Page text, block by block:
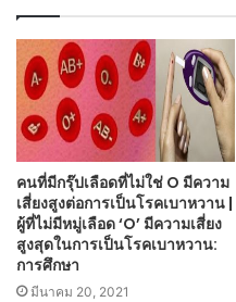
คนที่มีกรุ๊ปเลือดที่ไม่ใช่ O มีความ
เสี่ยงสูงต่อการเป็นโรคเบาหวาน |
ผู้ที่ไม่มีหมู่เลือด ‘O’ มีความเสี่ยง
สูงสุดในการเป็นโรคเบาหวาน:
การศึกษา
มีนาคม 20, 2021